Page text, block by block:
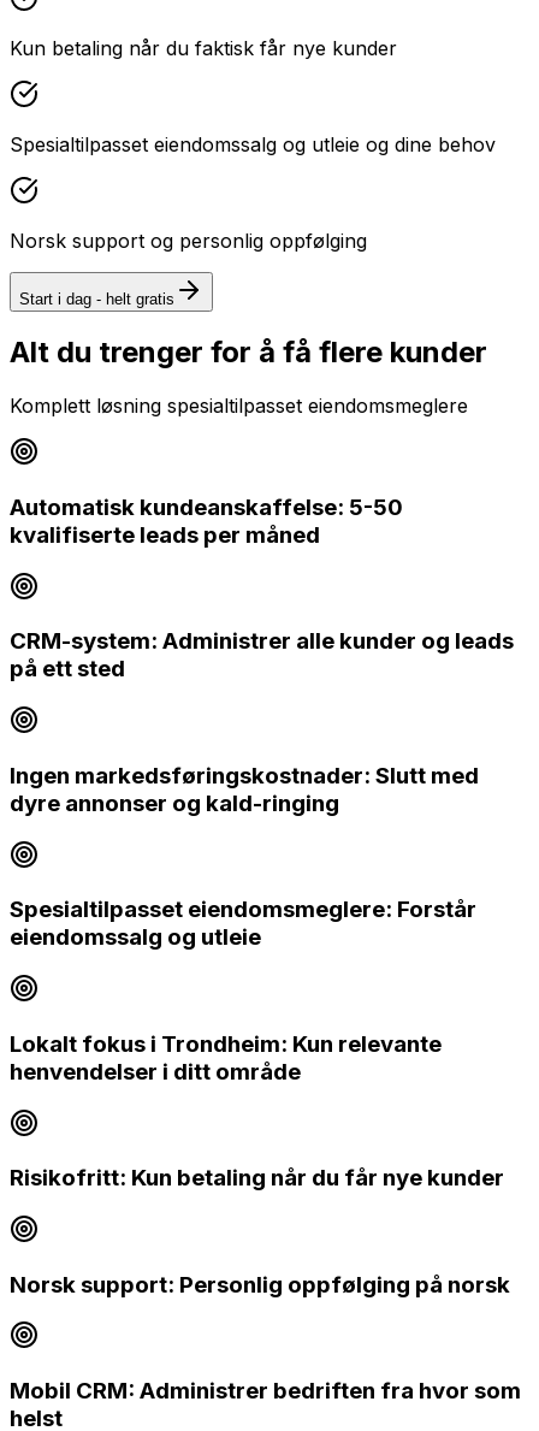
Kun betaling når du faktisk får nye kunder
Spesialtilpasset eiendomssalg og utleie og dine behov
Norsk support og personlig oppfølging
Start i dag - helt gratis
Alt du trenger for å få flere kunder
Komplett løsning spesialtilpasset eiendomsmeglere
Automatisk kundeanskaffelse: 5-50
kvalifiserte leads per måned
CRM-system: Administrer alle kunder og leads
på ett sted
Ingen markedsføringskostnader: Slutt med
dyre annonser og kald-ringing
Spesialtilpasset eiendomsmeglere: Forstår
eiendomssalg og utleie
Lokalt fokus i Trondheim: Kun relevante
henvendelser i ditt område
Risikofritt: Kun betaling når du får nye kunder
Norsk support: Personlig oppfølging på norsk
Mobil CRM: Administrer bedriften fra hvor som
helst